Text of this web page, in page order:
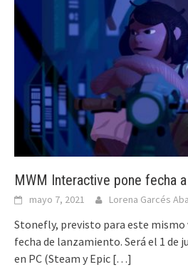
MWM Interactive pone fecha
mayo 7, 2021 Lorena Garcés
Stonefly, previsto para este mismo
fecha de lanzamiento. Será el 1 de
en PC (Steam y Epic […]